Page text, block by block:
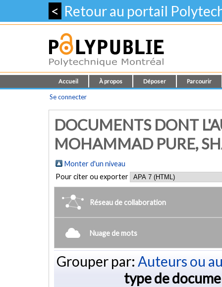
< Retour au portail
Accueil À propos Déposer Parcourir
Se connecter
DOCUMENTS DONT
MOHAMMAD PURE,
Monter d'un niveau
Pour citer ou exporter
Réseau de collaboration
Nuage de mots
Grouper par: Auteurs ou
type de